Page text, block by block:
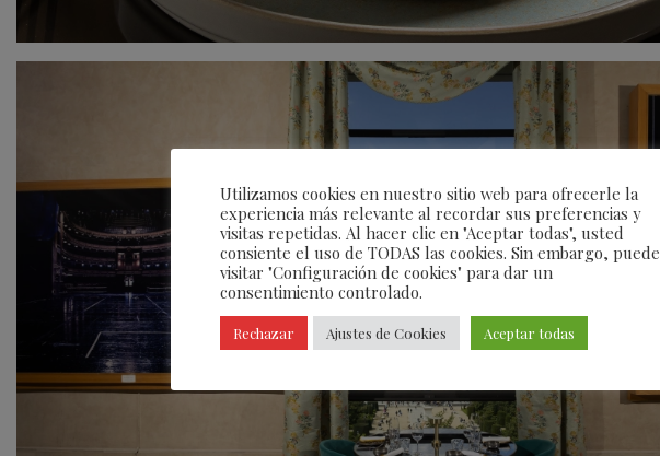
Utilizamos cookies en nuestro sitio web para ofrecerle la
experiencia más relevante al recordar sus preferencias y
visitas repetidas. Al hacer clic en "Aceptar todas", usted
consiente el uso de TODAS las cookies. Sin embargo, puede
visitar "Configuración de cookies" para dar un
consentimiento controlado.
Rechazar Ajustes de Cookies Aceptar todas